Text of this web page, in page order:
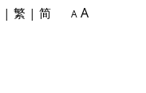
| 繁 | 简 A A